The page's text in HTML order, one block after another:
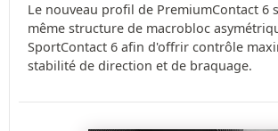
Le nouveau profil de PremiumContact 6
même structure de macrobloc
SportContact 6 afin d'offrir contrôle
stabilité de direction et de braquage.